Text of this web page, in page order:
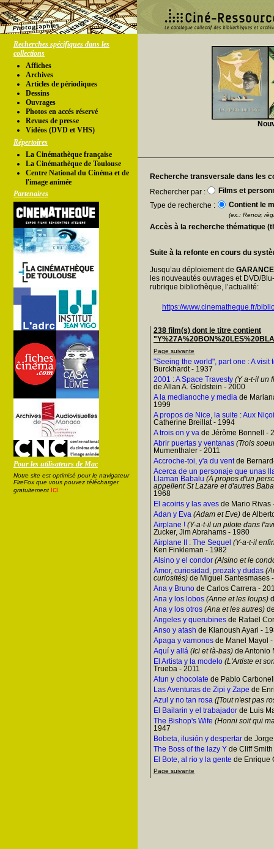
Recherches spécifiques dans les
collections
Affiches
Archives
Articles de périodiques
Dessins
Ouvrages
Photos en accés réservé
Revues de presse
Vidéos (DVD et VHS)
Répertoires
La Cinémathèque française
La Cinémathèque de Toulouse
Centre National du Cinéma et de
l'image animée
Partenaires
Pour les utilisateurs de Mac
Notre site est optimisé pour le navigateur
FireFox que vous pouvez télécharger
gratuitement ici
Recherche transversale dans les
Rechercher par :
Films et
Type de recherche :
Contient le
(ex.: Renoir,
Accès à la recherche thématique
Suite à la refonte en cours du
Jusqu’au déploiement de
les nouveautés ouvrages et DVD/
rubrique bibliothèque, l’actualité:
https://www.cinematheque.fr/
238 film(s) dont le titre contient
Page suivante
"Seeing the world", part one : A visit
Burckhardt - 1937
2001 : A Space Travesty (Y a-t-il un
de Allan A. Goldstein - 2000
A la medianoche y media de
1999
A propos de Nice, la suite : Aux
Catherine Breillat - 1994
A trois on y va de Jérôme Bonnell -
Abrir puertas y ventanas (Trois
Mumenthaler - 2011
Accroche-toi, y'a du ventde
Acerca de un personaje que unas
Llaman Babalu (A propos d'un
appellent St Lazare et d'autres
1968
El acoiris y las aves de Mario Rivas
Adan y Eva (Adam et Eve) de
Airplane ! (Y-a-t-il un pilote dans
Zucker, Jim Abrahams - 1980
Airplane II : The Sequel (Y-a-t-il
Ken Finkleman - 1982
Alsino y el condor (Alsino et le
Amor, curiosidad, prozak y dudas
curiosités) de Miguel Santesmases
Ana y Bruno de Carlos Carrera -
Ana y los lobos (Anne et les loups)
Ana y los otros (Ana et les autres)
Angeles y querubines de Rafaël
Anso y atash de Kianoush Ayari -
Apaga y vamonos de Manel Mayol
Aquí y allá (Ici et là-bas) de Antonio
El Artista y la modelo (L'Artiste et
Trueba - 2011
Atun y chocolate de Pablo
Las Aventuras de Zipi y Zape de
Azul y no tan rosa ([Tout n'est pas
El Bailarin y el trabajador de Luis
The Bishop's Wife (Honni soit qui
1947
Bobeta, ilusión y despertar de
The Boss of the lazy Y de Cliff
El Bote, al rio y la gente de Enrique
Page suivante